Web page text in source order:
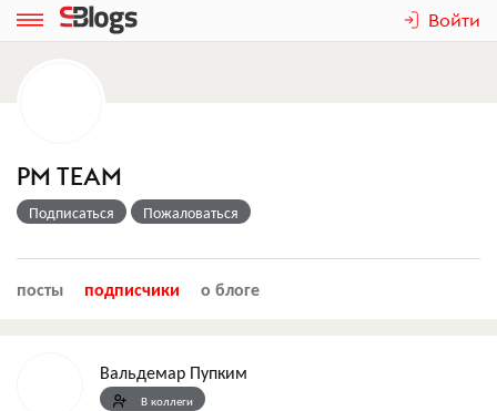
Войти
PM TEAM
Подписаться Пожаловаться
посты подписчики о блоге
Вальдемар Пупким
В коллеги